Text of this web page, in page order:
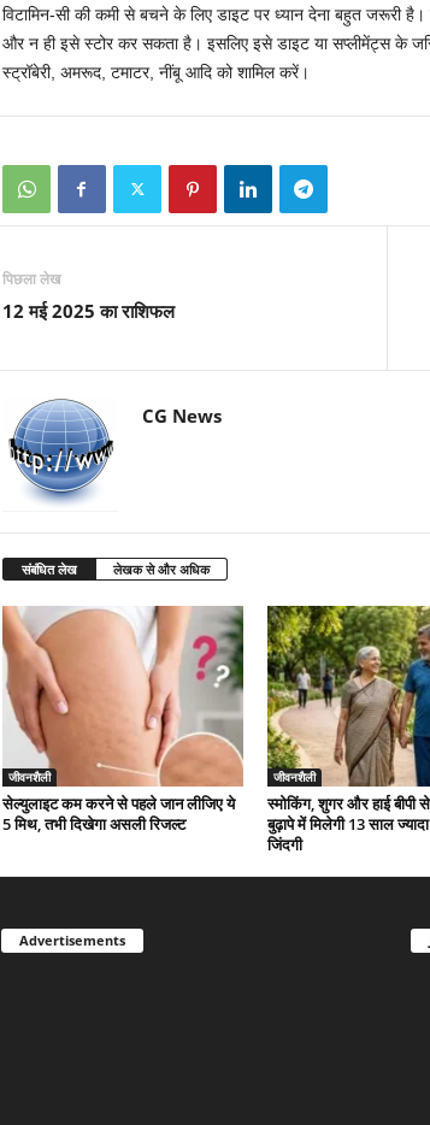
विटामिन-सी की कमी से बचने के लिए डाइट पर ध्यान देना बहुत जरूरी
और न ही इसे स्टोर कर सकता है। इसलिए इसे डाइट या सप्लीमेंट्स के
स्ट्रॉबेरी, अमरूद, टमाटर, नींबू आदि को शामिल करें।
पिछला लेख
12 मई 2025 का राशिफल
CG News
संबंधित लेख लेखक से और अधिक
जीवनशैली
सेल्युलाइट कम करने से पहले जान लीजिए ये
5 मिथ, तभी दिखेगा असली रिजल्ट
जीवनशैली
स्मोकिंग, शुगर और हाई बीपी
बुढ़ापे में मिलेगी 13 साल
जिंदगी
Advertisements